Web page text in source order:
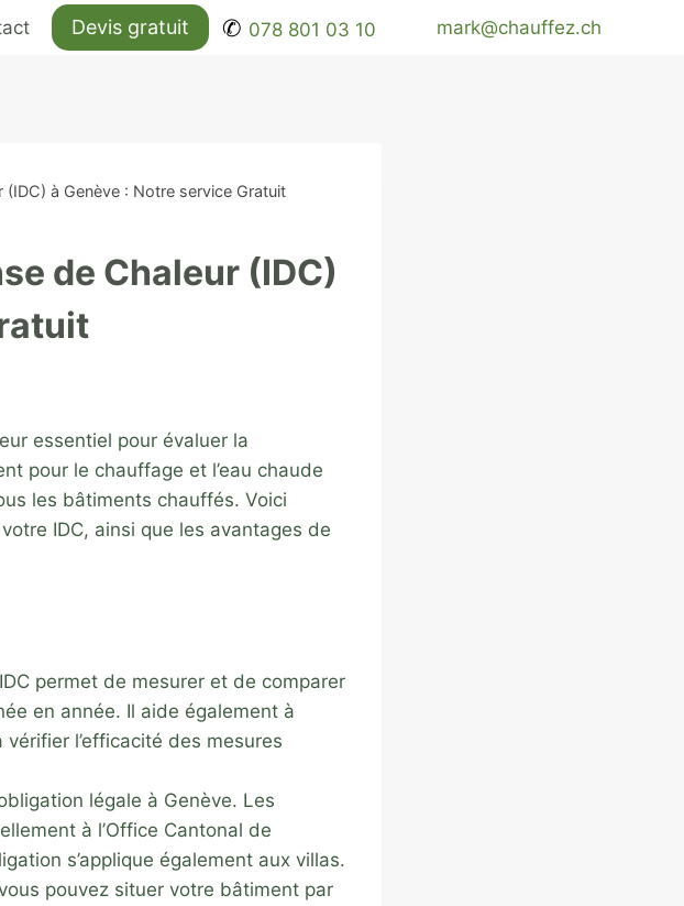
Devis gratuit ✆ 078 801 03 10 mark@chauffez.ch
(IDC) à Genève : Notre service Gratuit
de Chaleur (IDC)
essentiel pour évaluer la
pour le chauffage et l’eau chaude
les bâtiments chauffés. Voici
IDC, ainsi que les avantages de
permet de mesurer et de comparer
en année. Il aide également à
l’efficacité des mesures
légale à Genève. Les
à l’Office Cantonal de
s’applique également aux villas​​.
vous pouvez situer votre bâtiment par